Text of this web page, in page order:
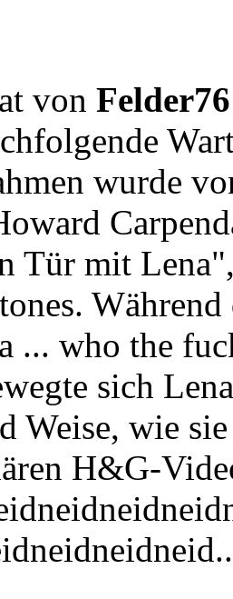
von Felder76
wurde
Tür mit
... who the
sich
Weise, wie
H&G-